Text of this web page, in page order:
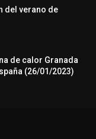
del verano de
de calor Granada
(26/01/2023)